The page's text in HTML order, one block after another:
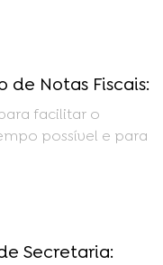
de Notas Fiscais:
facilitar o
possível e para
Secretaria: